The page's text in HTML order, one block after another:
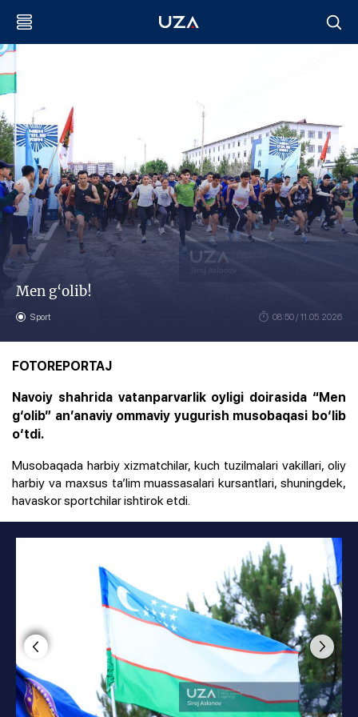
Men g‘olib!
Sport 08:50 / 11.05.2026
FOTOREPORTAJ
Navoiy shahrida vatanparvarlik oyligi doirasida “Men
g‘olib” an’anaviy ommaviy yugurish musobaqasi bo‘lib
o‘tdi.
Musobaqada harbiy xizmatchilar, kuch tuzilmalari vakillari, oliy
harbiy va maxsus ta’lim muassasalari kursantlari, shuningdek,
havaskor sportchilar ishtirok etdi.